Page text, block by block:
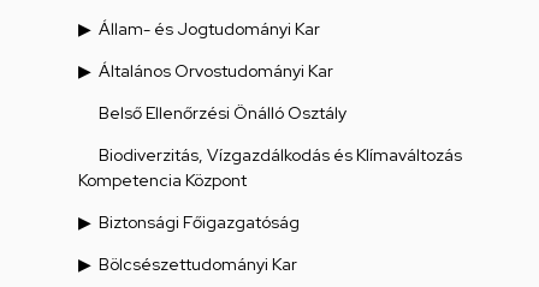
Állam- és Jogtudományi Kar
Általános Orvostudományi Kar
Belső Ellenőrzési Önálló Osztály
Biodiverzitás, Vízgazdálkodás és Klímaváltozás
Kompetencia Központ
Biztonsági Főigazgatóság
Bölcsészettudományi Kar